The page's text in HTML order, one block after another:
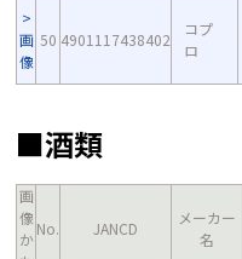
画
像
50 4901117438402
コプ
ロ
■酒類
画
像
か
No. JANCD
メーカー
名